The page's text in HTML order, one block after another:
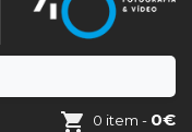
0 item - 0€